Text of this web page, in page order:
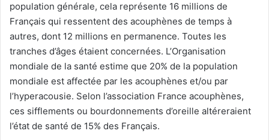
population générale, cela représente 16 millions de
Français qui ressentent des acouphènes de temps à
autres, dont 12 millions en permanence. Toutes les
tranches d’âges étaient concernées. L’Organisation
mondiale de la santé estime que 20% de la population
mondiale est affectée par les acouphènes et/ou par
l’hyperacousie. Selon l’association France acouphènes,
ces sifflements ou bourdonnements d’oreille altéreraient
l’état de santé de 15% des Français.